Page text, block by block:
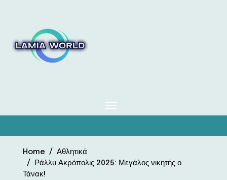
Home
Αθλητικά
Ράλλυ Ακρόπολις 2025: Μεγάλος νικητής ο
Τάνακ!